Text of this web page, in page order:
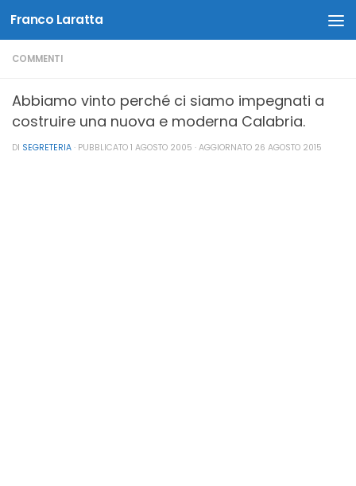
Salta al contenuto
Franco Laratta
COMMENTI
Abbiamo vinto perché ci siamo impegnati a
costruire una nuova e moderna Calabria.
DI SEGRETERIA · PUBBLICATO 1 AGOSTO 2005 · AGGIORNATO 26 AGOSTO 2015